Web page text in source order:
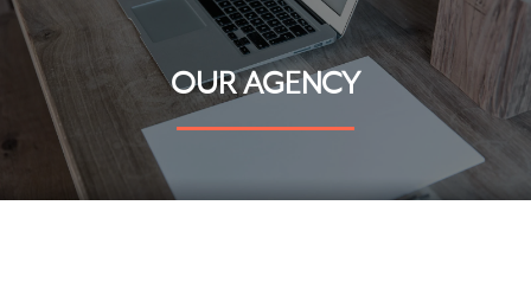
OUR AGENCY